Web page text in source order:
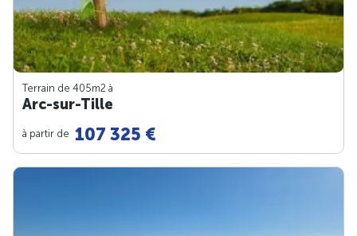
Terrain de 405m2 à
Arc-sur-Tille
à partir de 107 325 €